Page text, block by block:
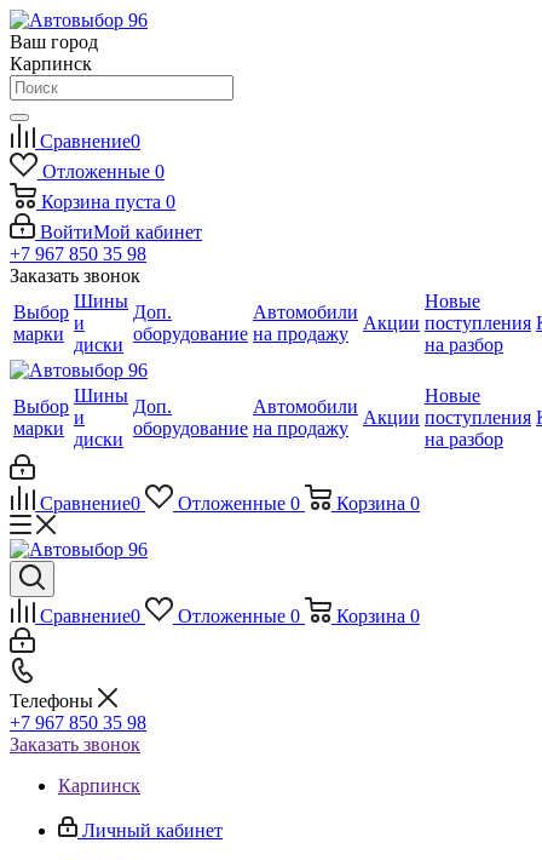
Ваш город
Карпинск
Сравнение0
Отложенные 0
Корзина пуста 0
ВойтиМой кабинет
+7 967 850 35 98
Заказать звонок
Выбор
марки
Шины
и
диски
Доп.
оборудование
Автомобили
на продажу
Акции
Новые
поступления
на разбор
Выбор
марки
Шины
и
диски
Доп.
оборудование
Автомобили
на продажу
Акции
Новые
поступления
на разбор
Сравнение0 Отложенные 0 Корзина 0
Сравнение0 Отложенные 0 Корзина 0
Телефоны
+7 967 850 35 98
Заказать звонок
Карпинск
Личный кабинет